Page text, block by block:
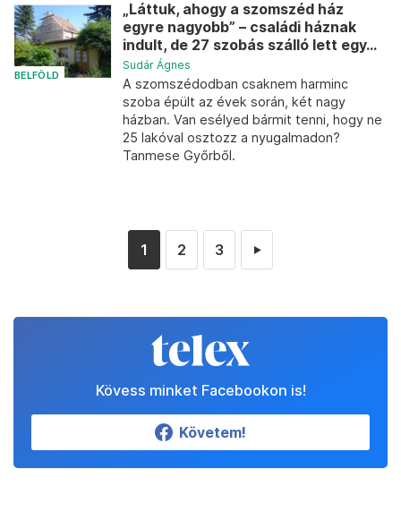
BELFÖLD
„Láttuk, ahogy a szomszéd ház
egyre nagyobb” – családi háznak
indult, de 27 szobás szálló lett egy...
Sudár Ágnes
A szomszédodban csaknem harminc
szoba épült az évek során, két nagy
házban. Van esélyed bármit tenni, hogy ne
25 lakóval osztozz a nyugalmadon?
Tanmese Győrből.
1 2 3 ►
Kövess minket Facebookon is!
Követem!